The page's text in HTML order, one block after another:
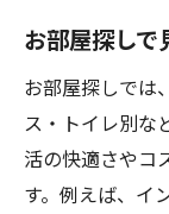
お部屋探しで
お部屋探しでは
ス・トイレ別な
活の快適さやコ
す。例えば、イ